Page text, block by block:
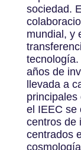
sociedad.
mundial, y
años de
llevada a
principales
el IEEC se
centros de
centrados